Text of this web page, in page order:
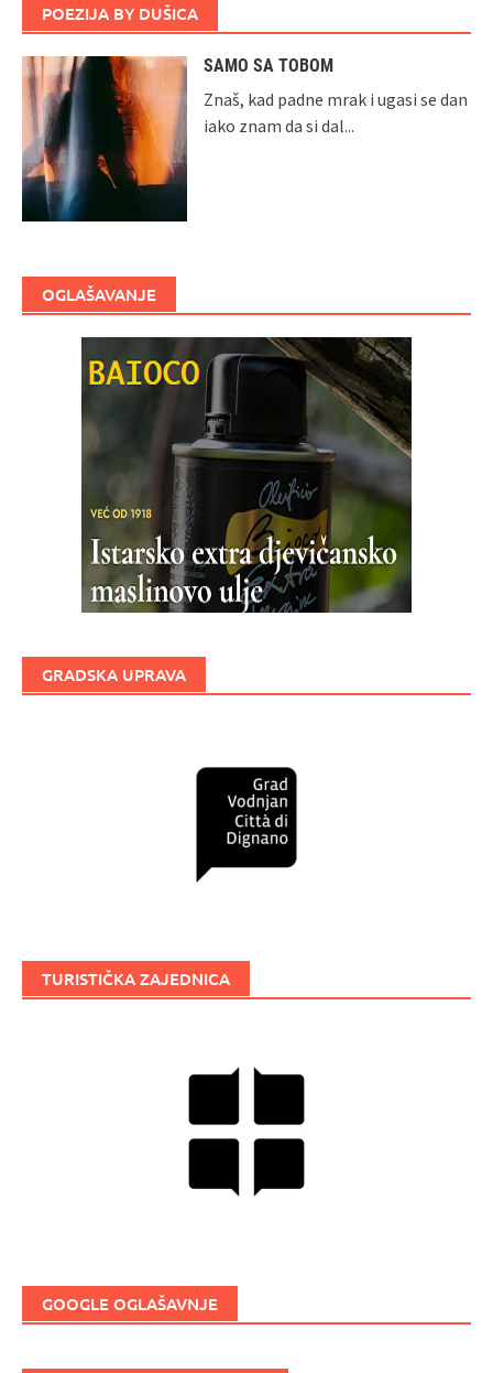
POEZIJA BY DUŠICA
SAMO SA TOBOM
Znaš, kad padne mrak i ugasi se dan
iako znam da si dal...
OGLAŠAVANJE
GRADSKA UPRAVA
TURISTIČKA ZAJEDNICA
GOOGLE OGLAŠAVNJE